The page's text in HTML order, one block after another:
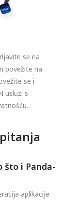
se na
povežite na
se i
usluzi s
što i Panda-
aplikacije